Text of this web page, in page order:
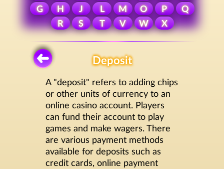
G
H J L M O P
Q
R
S T V W X
Deposit
A "deposit" refers to adding chips
or other units of currency to an
online casino account. Players
can fund their account to play
games and make wagers. There
are various payment methods
available for deposits such as
credit cards, online payment